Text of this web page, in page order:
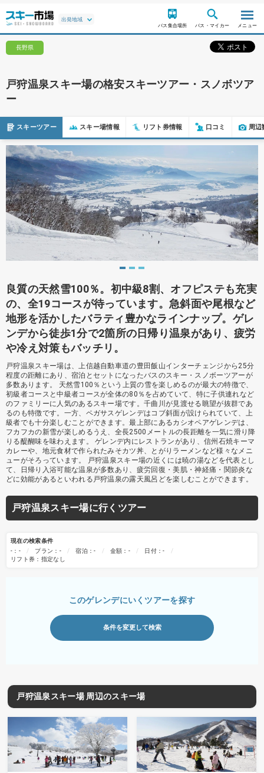
バス集合場所 バス・マイカー メニュー
長野県
戸狩温泉スキー場の格安スキーツアー・スノボツア
ー
スキーツアー スキー場情報 リフト券情報 口コミ 周辺
良質の天然雪100％。初中級8割、オフピステも充実
の、全19コースが待っています。急斜面や尾根など
地形を活かしたバラティ豊かなラインナップ。ゲレ
ンデから徒歩1分で2箇所の日帰り温泉があり、疲労
や冷え対策もバッチリ。
戸狩温泉スキー場は、上信越自動車道の豊田飯山インターチェンジから25分
程度の距離にあり、宿泊とセットになったバスのスキー・スノボーツアーが
多数あります。 天然雪100％という上質の雪を楽しめるのが最大の特徴で、
初級者コースと中級者コースが全体の80％を占めていて、特に子供連れなど
のファミリーに人気のあるスキー場です。千曲川が見渡せる眺望が抜群であ
るのも特徴です。一方、ペガサスゲレンデはコブ斜面が設けられていて、上
級者でも十分楽しむことができます。最上部にあるカシオペアゲレンデは、
フカフカの新雪が楽しめるうえ、全長2500メートルの長距離を一気に滑り降
りる醍醐味を味わえます。 ゲレンデ内にレストランがあり、信州石焼キーマ
カレーや、地元食材で作られたみそカツ丼、とがりラーメンなど様々なメニ
ューがそろっています。 戸狩温泉スキー場の近くには暁の湯などを代表とし
て、日帰り入浴可能な温泉が多数あり、疲労回復・美肌・神経痛・関節炎な
どに効能があるといわれる戸狩温泉の露天風呂どを楽しむことができます。
戸狩温泉スキー場に行くツアー
現在の検索条件
-：-
プラン：- 宿泊：- 金額：-
日付：-
リフト券：指定なし
このゲレンデにいくツアーを探す
条件を変更して検索
戸狩温泉スキー場 周辺のスキー場